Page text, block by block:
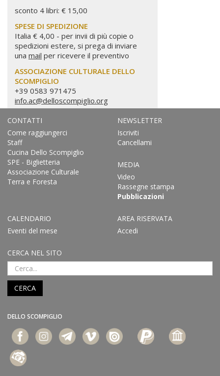
sconto 4 libri: € 15,00
SPESE DI SPEDIZIONE
Italia € 4,00 - per invii di più copie o
spedizioni estere, si prega di inviare
una mail per ricevere il preventivo
ASSOCIAZIONE CULTURALE DELLO
SCOMPIGLIO
+39 0583 971475
info.ac@delloscompiglio.org
CONTATTI
Come raggiungerci
Staff
Cucina Dello Scompiglio
SPE - Biglietteria
Associazione Culturale
Terra e Foresta
NEWSLETTER
Iscriviti
Cancellami
MEDIA
Video
Rassegne stampa
Pubblicazioni
CALENDARIO
Eventi del mese
AREA RISERVATA
Accedi
CERCA NEL SITO
CERCA
DELLO SCOMPIGLIO